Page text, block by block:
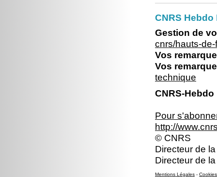
CNRS
Gestion de
cnrs/hauts-
Vos
Vos
technique
CNRS-
Pour
http://
© CNRS
Directeur de
Directeur de
Mentions Légales - Cookies